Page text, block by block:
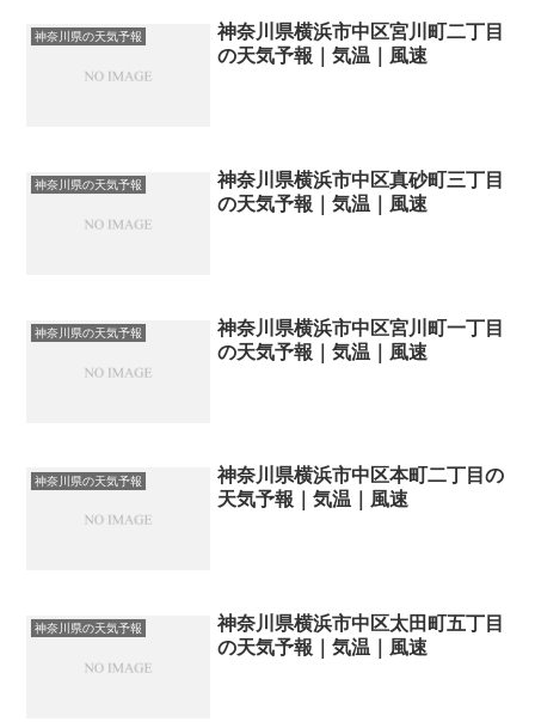
神奈川県の天気予報
神奈川県横浜市中区宮川町二丁目
の天気予報｜気温｜風速
神奈川県の天気予報
神奈川県横浜市中区真砂町三丁目
の天気予報｜気温｜風速
神奈川県の天気予報
神奈川県横浜市中区宮川町一丁目
の天気予報｜気温｜風速
神奈川県の天気予報
神奈川県横浜市中区本町二丁目の
天気予報｜気温｜風速
神奈川県の天気予報
神奈川県横浜市中区太田町五丁目
の天気予報｜気温｜風速